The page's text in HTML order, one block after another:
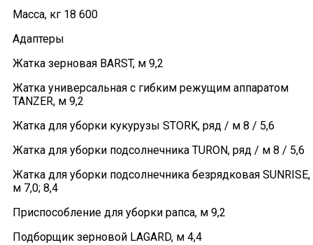
Масса, кг 18 600
Адаптеры
Жатка зерновая BARST, м 9,2
Жатка универсальная с гибким режущим аппаратом
TANZER, м 9,2
Жатка для уборки кукурузы STORK, ряд / м 8 / 5,6
Жатка для уборки подсолнечника TURON, ряд / м 8 / 5,6
Жатка для уборки подсолнечника безрядковая SUNRISE,
м 7,0; 8,4
Приспособление для уборки рапса, м 9,2
Подборщик зерновой LAGARD, м 4,4